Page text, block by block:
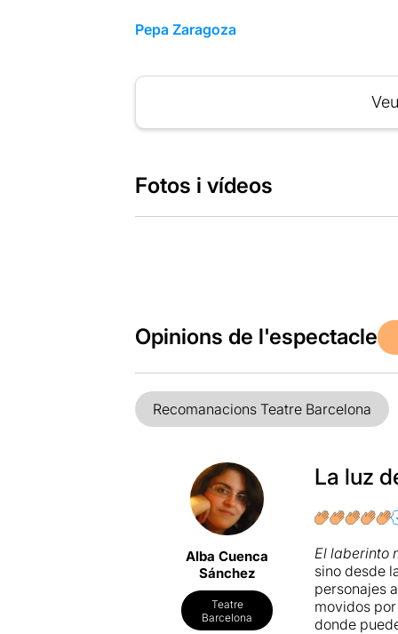
Pepa Zaragoza
Fotos i vídeos
Opinions de l'espectacle
Recomanacions Teatre Barcelona
Alba Cuenca
Sánchez
Teatre
Barcelona
La luz
El laberinto
sino desde
personajes
movidos
donde